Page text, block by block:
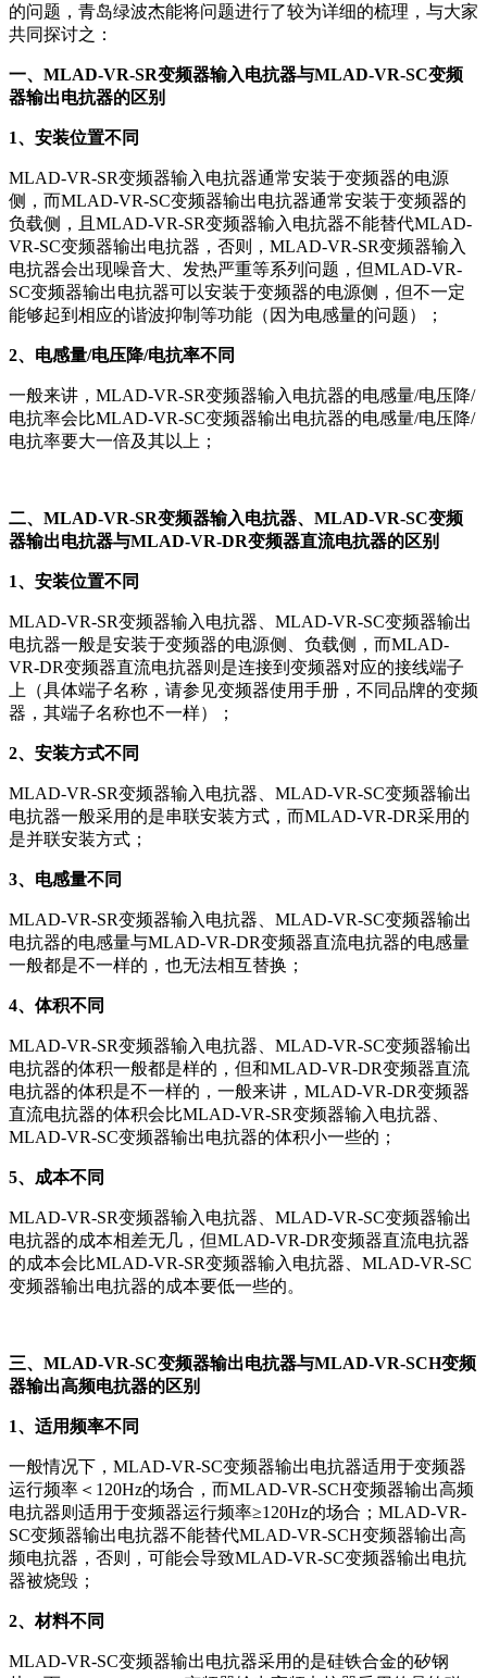
的问题，青岛绿波杰能将问题进行了较为详细的梳理，与大家
共同探讨之：
一、MLAD-VR-SR变频器输入电抗器与MLAD-VR-SC变频
器输出电抗器的区别
1、安装位置不同
MLAD-VR-SR变频器输入电抗器通常安装于变频器的电源
侧，而MLAD-VR-SC变频器输出电抗器通常安装于变频器的
负载侧，且MLAD-VR-SR变频器输入电抗器不能替代MLAD-
VR-SC变频器输出电抗器，否则，MLAD-VR-SR变频器输入
电抗器会出现噪音大、发热严重等系列问题，但MLAD-VR-
SC变频器输出电抗器可以安装于变频器的电源侧，但不一定
能够起到相应的谐波抑制等功能（因为电感量的问题）；
2、电感量/电压降/电抗率不同
一般来讲，MLAD-VR-SR变频器输入电抗器的电感量/电压降/
电抗率会比MLAD-VR-SC变频器输出电抗器的电感量/电压降/
电抗率要大一倍及其以上；
二、MLAD-VR-SR变频器输入电抗器、MLAD-VR-SC变频
器输出电抗器与MLAD-VR-DR变频器直流电抗器的区别
1、安装位置不同
MLAD-VR-SR变频器输入电抗器、MLAD-VR-SC变频器输出
电抗器一般是安装于变频器的电源侧、负载侧，而MLAD-
VR-DR变频器直流电抗器则是连接到变频器对应的接线端子
上（具体端子名称，请参见变频器使用手册，不同品牌的变频
器，其端子名称也不一样）；
2、安装方式不同
MLAD-VR-SR变频器输入电抗器、MLAD-VR-SC变频器输出
电抗器一般采用的是串联安装方式，而MLAD-VR-DR采用的
是并联安装方式 ；
3、电感量不同
MLAD-VR-SR变频器输入电抗器、MLAD-VR-SC变频器输出
电抗器的电感量与MLAD-VR-DR变频器直流电抗器的电感量
一般都是不一样的，也无法相互替换；
4、体积不同
MLAD-VR-SR变频器输入电抗器、MLAD-VR-SC变频器输出
电抗器的体积一般都是样的，但和MLAD-VR-DR变频器直流
电抗器的体积是不一样的，一般来讲，MLAD-VR-DR变频器
直流电抗器的体积会比MLAD-VR-SR变频器输入电抗器、
MLAD-VR-SC变频器输出电抗器的体积小一些的；
5、成本不同
MLAD-VR-SR变频器输入电抗器、MLAD-VR-SC变频器输出
电抗器的成本相差无几，但MLAD-VR-DR变频器直流电抗器
的成本会比MLAD-VR-SR变频器输入电抗器、MLAD-VR-SC
变频器输出电抗器的成本要低一些的。
三、MLAD-VR-SC变频器输出电抗器与MLAD-VR-SCH变频
器输出高频电抗器的区别
1、适用频率不同
一般情况下，MLAD-VR-SC变频器输出电抗器适用于变频器
运行频率＜120Hz的场合，而MLAD-VR-SCH变频器输出高频
电抗器则适用于变频器运行频率≥120Hz的场合；MLAD-VR-
SC变频器输出电抗器不能替代MLAD-VR-SCH变频器输出高
频电抗器，否则，可能会导致MLAD-VR-SC变频器输出电抗
器被烧毁；
2、材料不同
MLAD-VR-SC变频器输出电抗器采用的是硅铁合金的矽钢